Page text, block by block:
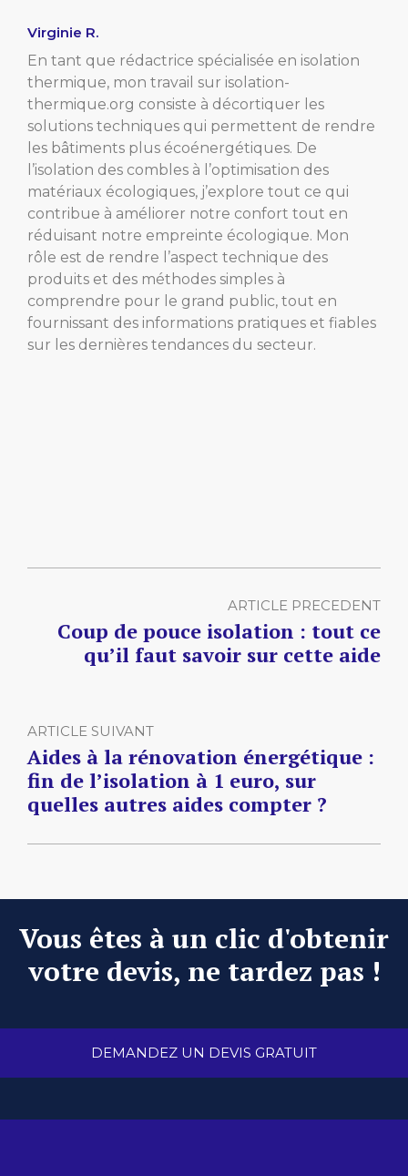
Virginie R.
En tant que rédactrice spécialisée en isolation
thermique, mon travail sur isolation-
thermique.org consiste à décortiquer les
solutions techniques qui permettent de rendre
les bâtiments plus écoénergétiques. De
l’isolation des combles à l’optimisation des
matériaux écologiques, j’explore tout ce qui
contribue à améliorer notre confort tout en
réduisant notre empreinte écologique. Mon
rôle est de rendre l’aspect technique des
produits et des méthodes simples à
comprendre pour le grand public, tout en
fournissant des informations pratiques et fiables
sur les dernières tendances du secteur.
ARTICLE PRECEDENT
Coup de pouce isolation : tout ce
qu’il faut savoir sur cette aide
ARTICLE SUIVANT
Aides à la rénovation énergétique :
fin de l’isolation à 1 euro, sur
quelles autres aides compter ?
Vous êtes à un clic d'obtenir
votre devis, ne tardez pas !
DEMANDEZ UN DEVIS GRATUIT